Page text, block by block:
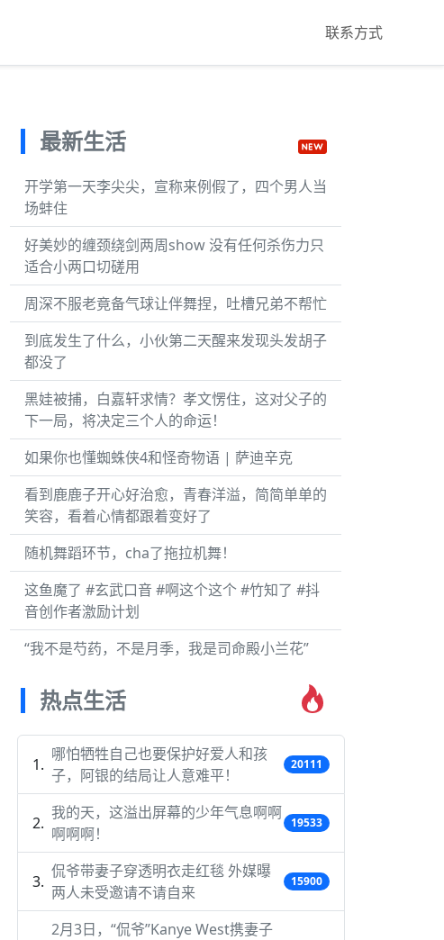
联系方式
最新生活
开学第一天李尖尖，宣称来例假了，四个男人当
场蚌住
好美妙的缠颈绕剑两周show 没有任何杀伤力只
适合小两口切磋用
周深不服老竟备气球让伴舞捏，吐槽兄弟不帮忙
到底发生了什么，小伙第二天醒来发现头发胡子
都没了
黑娃被捕，白嘉轩求情？孝文愣住，这对父子的
下一局，将决定三个人的命运！
如果你也懂蜘蛛侠4和怪奇物语 | 萨迪辛克
看到鹿鹿子开心好治愈，青春洋溢，简简单单的
笑容，看着心情都跟着变好了
随机舞蹈环节，cha了拖拉机舞！
这鱼魔了 #玄武口音 #啊这个这个 #竹知了 #抖
音创作者激励计划
“我不是芍药，不是月季，我是司命殿小兰花”
热点生活
哪怕牺牲自己也要保护好爱人和孩
子，阿银的结局让人意难平！
20111
我的天，这溢出屏幕的少年气息啊啊
啊啊啊！
19533
侃爷带妻子穿透明衣走红毯 外媒曝
两人未受邀请不请自来
15900
2月3日，“侃爷”Kanye West携妻子